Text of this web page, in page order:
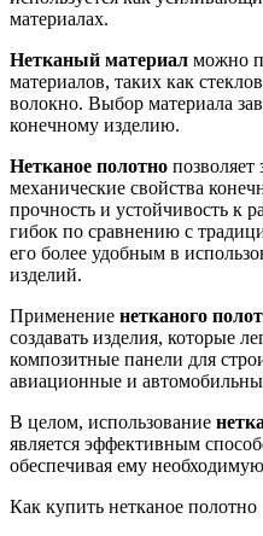
материалах.
Нетканый материал можно
материалов, таких как
волокно. Выбор материала
конечному изделию.
Нетканое полотно позволяет
механические свойства
прочность и устойчивость к
гибок по сравнению с
его более удобным в
изделий.
Применение нетканого
создавать изделия, которые
композитные панели для
авиационные и
В целом, использование
является эффективным
обеспечивая ему
Как купить нетканое полотно